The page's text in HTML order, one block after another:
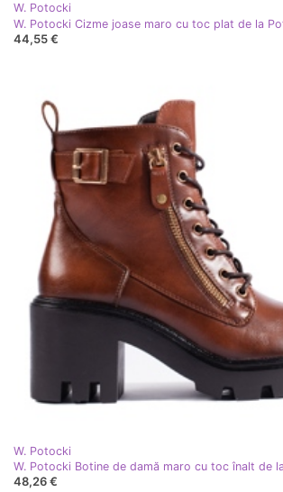
W. Potocki
W. Potocki Cizme joase maro cu toc plat de la
44,55 €
W. Potocki
W. Potocki Botine de damă maro cu toc înalt de
48,26 €